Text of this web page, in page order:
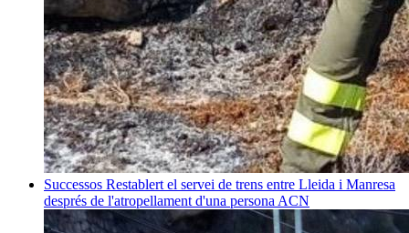
Successos Restablert el servei de trens entre Lleida i Manresa
després de l'atropellament d'una persona ACN